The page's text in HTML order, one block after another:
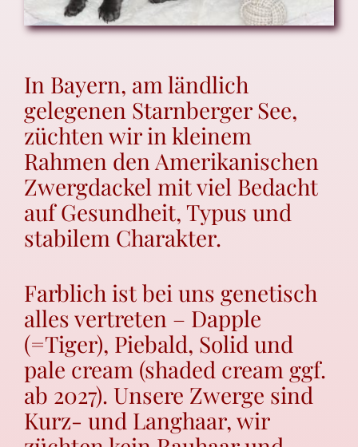
Gesundheit
Farbgenetik
Zuhause gesucht
Kontakt
Über mich
FAQ
Anfrageformular Ernährung
In Bayern, am ländlich
gelegenen Starnberger See,
züchten wir in kleinem
Rahmen den Amerikanischen
Zwergdackel mit viel Bedacht
auf Gesundheit, Typus und
stabilem Charakter.
Farblich ist bei uns genetisch
alles vertreten – Dapple
(=Tiger), Piebald, Solid und
pale cream (shaded cream ggf.
ab 2027). Unsere Zwerge sind
Kurz- und Langhaar, wir